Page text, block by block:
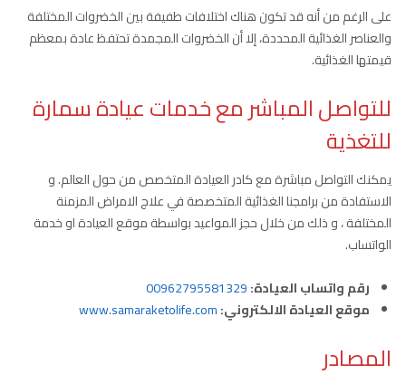
على الرغم من أنه قد تكون هناك اختلافات طفيفة بين الخضروات المختلفة
والعناصر الغذائية المحددة، إلا أن الخضروات المجمدة تحتفظ عادة بمعظم
قيمتها الغذائية.
للتواصل المباشر مع خدمات عيادة سمارة
للتغذية
يمكنك التواصل مباشرة مع كادر العيادة المتخصص من حول العالم. و
الاستفادة من برامجنا الغذائية المتخصصة في علاج الامراض المزمنة
المختلفة ، و ذلك من خلال حجز المواعيد بواسطة موقع العيادة او خدمة
الواتساب.
رقم واتساب العيادة:00962795581329
موقع العيادة الالكتروني:www.samaraketolife.com
المصادر